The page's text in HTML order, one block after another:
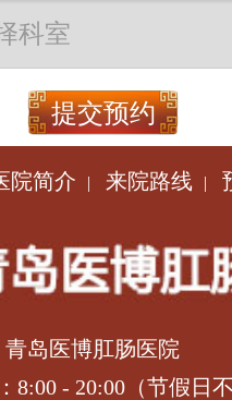
院简介 | 来院路线 |
青岛医博肛肠医院
8:00 - 20:00（节假日